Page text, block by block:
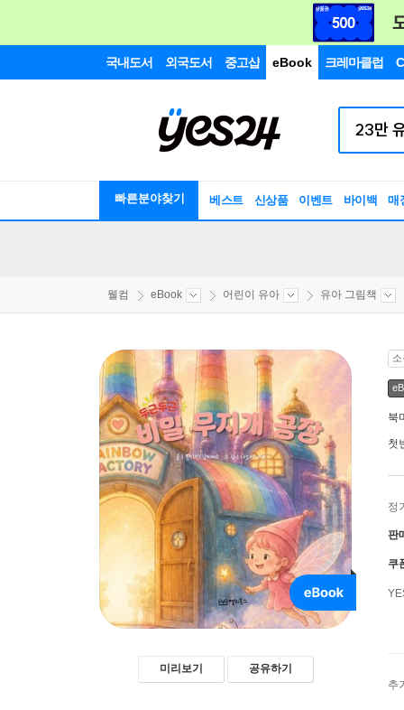
국내도서 외국도서 중고샵 eBook 크레마클럽
빠른분야찾기 베스트 신상품 이벤트 바이백 매
웰컴 eBook 어린이 유아 유아 그림책
미리보기 공유하기
북
첫
정
판
쿠
추